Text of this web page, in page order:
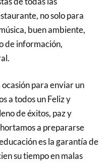
no solo para
buen ambiente,
de información,
para enviar un
a todos un Feliz y
de éxitos, paz y
a prepararse
es la garantía de
su tiempo en malas